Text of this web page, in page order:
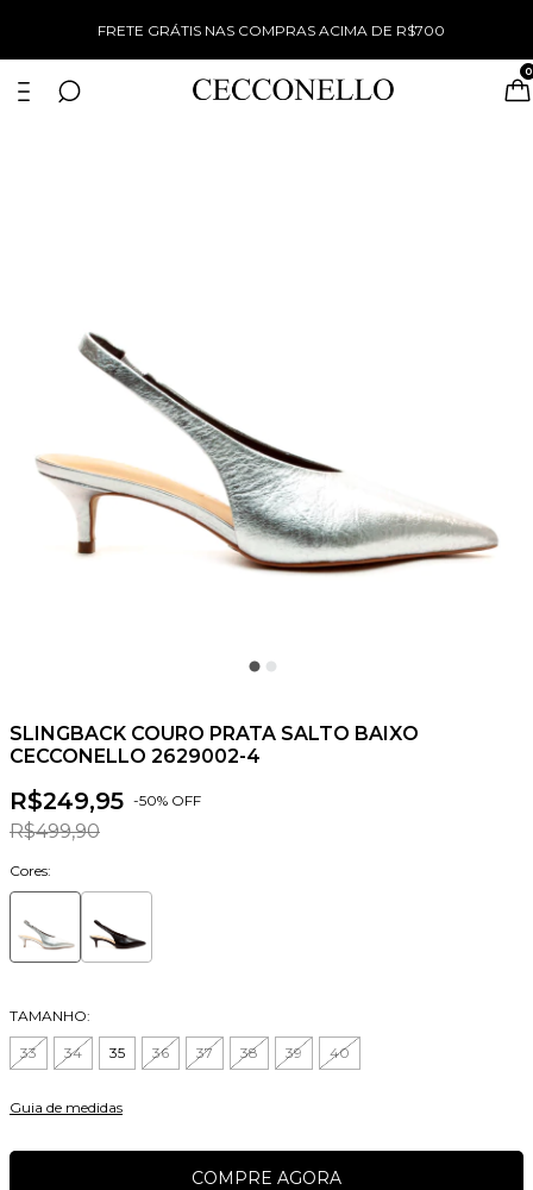
FRETE GRÁTIS NAS COMPRAS ACIMA DE R$700
0
SLINGBACK COURO PRATA SALTO BAIXO
CECCONELLO 2629002-4
R$249,95 -50% OFF
R$499,90
Cores:
TAMANHO:
33 34 35 36 37 38 39 40
Guia de medidas